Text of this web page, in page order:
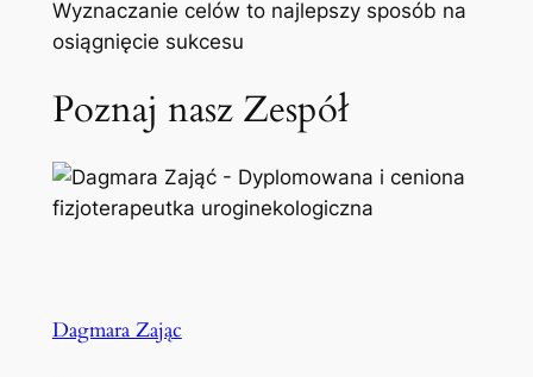
Wyznaczanie celów to najlepszy sposób na
osiągnięcie sukcesu
Poznaj nasz Zespół
Dagmara Zając